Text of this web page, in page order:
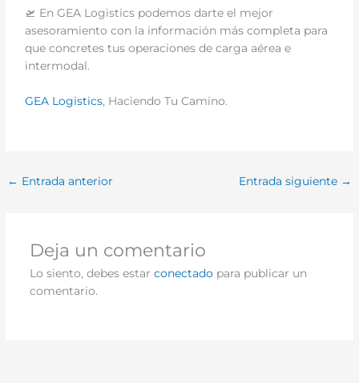
🛫 En GEA Logistics podemos darte el mejor
asesoramiento con la información más completa para
que concretes tus operaciones de carga aérea e
intermodal.
GEA Logistics, Haciendo Tu Camino.
← Entrada anterior Entrada siguiente →
Deja un comentario
Lo siento, debes estar conectadopara publicar un
comentario.